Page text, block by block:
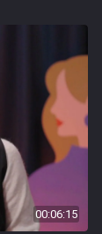
00:06:15